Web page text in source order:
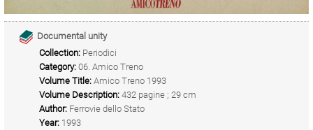
Documental unity
Collection: Periodici
Category: 06. Amico Treno
Volume Title: Amico Treno 1993
Volume Description: 432 pagine ; 29 cm
Author: Ferrovie dello Stato
Year: 1993